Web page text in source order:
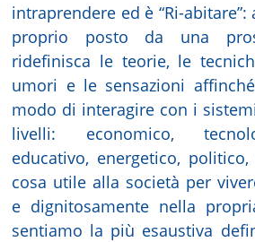
intraprendere ed è “Ri-
proprio posto da una
ridefinisca le teorie, le
umori e le sensazioni
modo di interagire con i
livelli: economico,
educativo, energetico,
cosa utile alla società per
e dignitosamente nella
sentiamo la più esaustiva